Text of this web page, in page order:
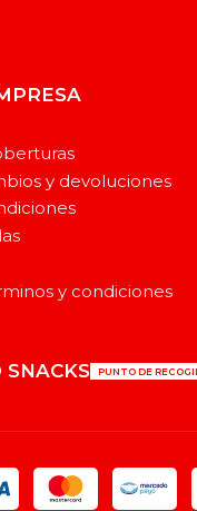
y devoluciones
y condiciones
SNACKS PUNTO DE